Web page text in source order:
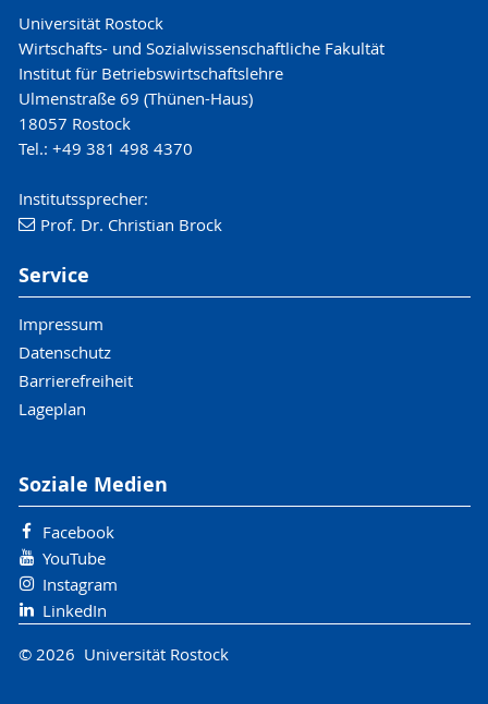
Universität Rostock
Wirtschafts- und Sozialwissenschaftliche Fakultät
Institut für Betriebswirtschaftslehre
Ulmenstraße 69 (Thünen-Haus)
18057 Rostock
Tel.: +49 381 498 4370
Institutssprecher:
Prof. Dr. Christian Brock
Service
Impressum
Datenschutz
Barrierefreiheit
Lageplan
Soziale Medien
Facebook
YouTube
Instagram
LinkedIn
© 2026 Universität Rostock